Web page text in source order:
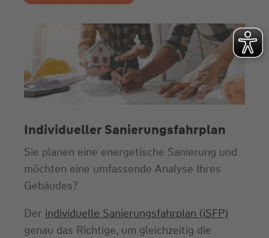
Individueller Sanierungsfahrplan
Sie planen eine energetische Sanierung und
möchten eine umfassende Analyse Ihres
Gebäudes?
Der individuelle Sanierungsfahrplan (iSFP)
genau das Richtige, um gleichzeitig die